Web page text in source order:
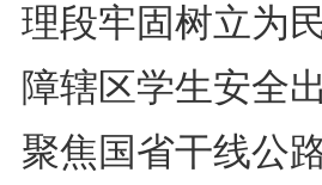
理段牢固树立为
障辖区学生安全
聚焦国省干线公